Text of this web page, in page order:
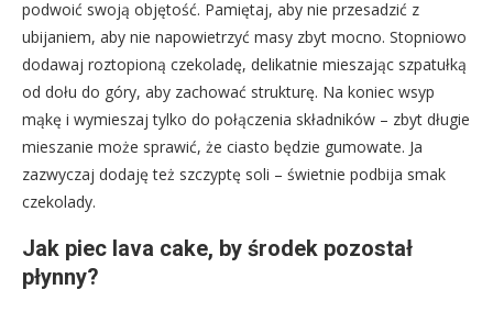
podwoić swoją objętość. Pamiętaj, aby nie przesadzić z
ubijaniem, aby nie napowietrzyć masy zbyt mocno. Stopniowo
dodawaj roztopioną czekoladę, delikatnie mieszając szpatułką
od dołu do góry, aby zachować strukturę. Na koniec wsyp
mąkę i wymieszaj tylko do połączenia składników – zbyt długie
mieszanie może sprawić, że ciasto będzie gumowate. Ja
zazwyczaj dodaję też szczyptę soli – świetnie podbija smak
czekolady.
Jak piec lava cake, by środek pozostał
płynny?